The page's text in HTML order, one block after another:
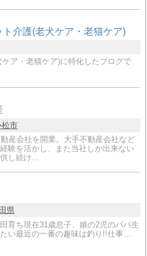
ト介護(老犬ケア・老猫ケア)
ア・老猫ケア)に特化したブログで
松市
産会社を開業。大手不動産会社など
験を活かし、また当社しか出来ない
し続け…
県
育ち現在31歳息子、娘の2児のパパ生
い最近の一番の趣味は釣り!!仕事…